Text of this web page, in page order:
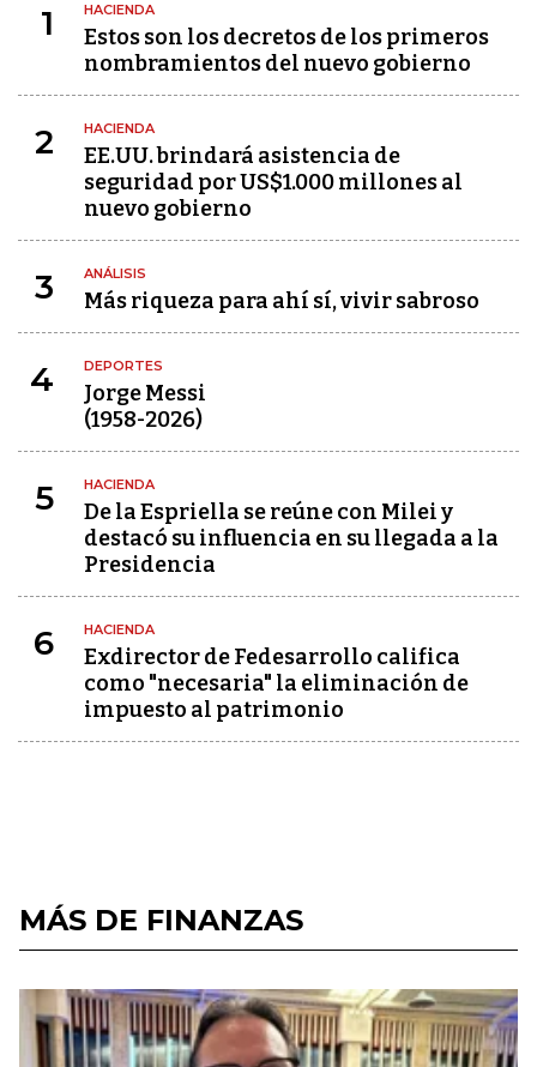
1 HACIENDA
Estos son los decretos de los primeros
nombramientos del nuevo gobierno
2 HACIENDA
EE.UU. brindará asistencia de
seguridad por US$1.000 millones al
nuevo gobierno
3 ANÁLISIS
Más riqueza para ahí sí, vivir sabroso
4 DEPORTES
Jorge Messi
(1958-2026)
5 HACIENDA
De la Espriella se reúne con Milei y
destacó su influencia en su llegada a la
Presidencia
6 HACIENDA
Exdirector de Fedesarrollo califica
como "necesaria" la eliminación de
impuesto al patrimonio
MÁS DE FINANZAS